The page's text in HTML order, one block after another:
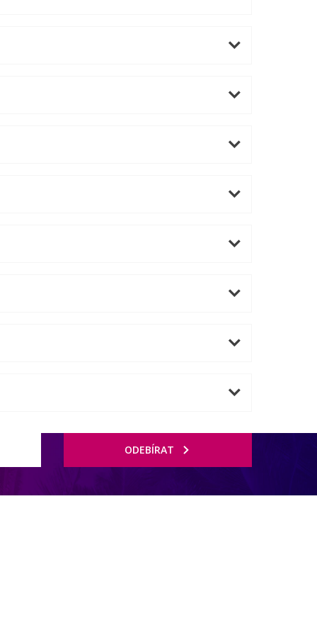
ODEBÍRAT